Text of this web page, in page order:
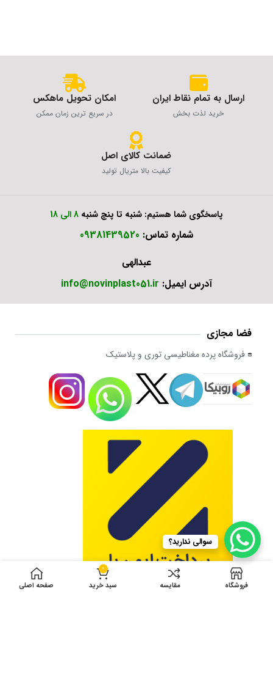
ارسال به تمام نقاط ایران
خرید لذت بخش
امکان تحویل ماهکس
در سریع ترین زمان ممکن
ضمانت کالای اصل
کیفیت بالا متریال تولید
پاسخگوی شما هستیم: شنبه تا پنچ شنبه 8 الی 18
شماره تماس: 09381439520
عبدالهی
آدرس ایمیل: info@novinplast051.ir
فضا مجازی
فروشگاه پرده مغناطیسی توری و پلاستیک
سوالی ندارید؟
فروشگاه مقایسه
0
سبد خرید صفحه اصلی